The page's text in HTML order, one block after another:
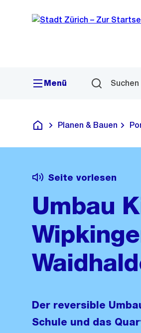
Navigation
Sprunglink
Menü Suchen
Deutsch
Planen & Bauen
Seite vorlesen
Umbau
Der reversible
Schule und das